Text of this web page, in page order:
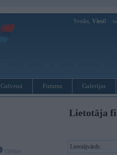
Sveiks, Viesi!
Galvenā Forums Galerijas
Lietotāja
Lietotājvārds: